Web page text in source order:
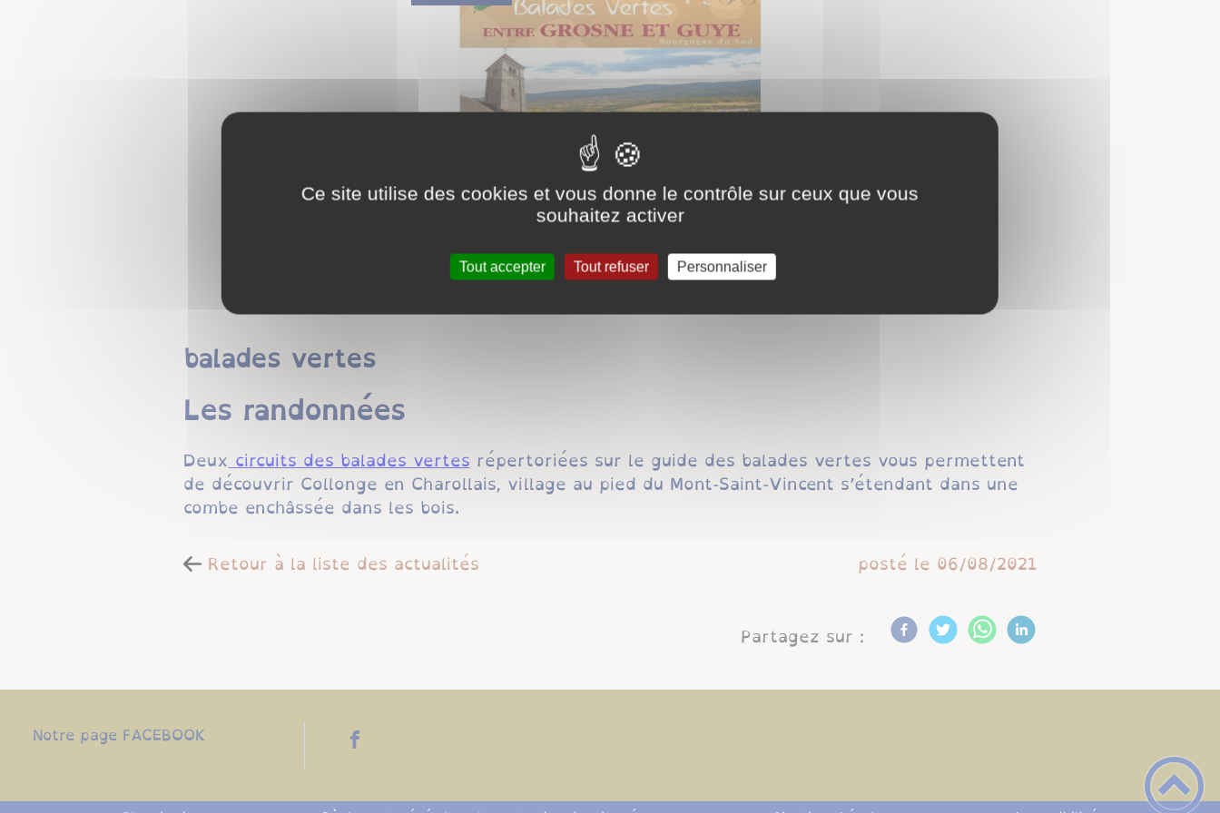
balades vertes
Les randonnées
Deuxcircuits des balades vertesrépertoriées sur le guide des balades vertes vous permettent
de découvrir Collonge en Charollais, village au pied du Mont-Saint-Vincent s’étendant dans une
combe enchâssée dans les bois.
Retour à la liste des actualités
posté le 06/08/2021
Partagez sur :
Notre page FACEBOOK
Ce site utilise des cookies et vous donne le contrôle sur ceux que vous
souhaitez activer
Tout accepter Tout refuser Personnaliser